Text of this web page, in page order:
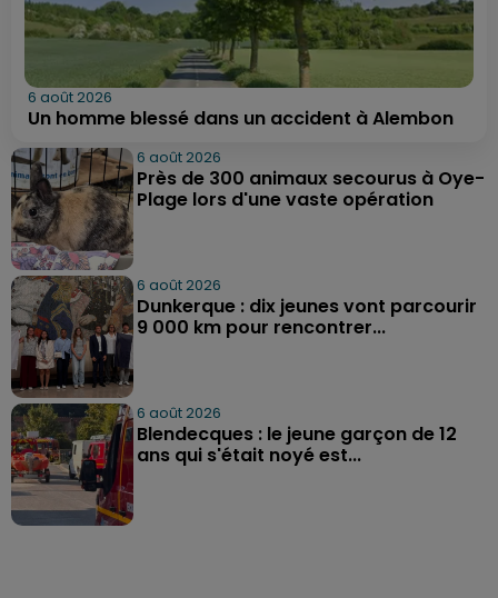
6 août 2026
Un homme blessé dans un accident à Alembon
6 août 2026
Près de 300 animaux secourus à Oye-
Plage lors d'une vaste opération
6 août 2026
Dunkerque : dix jeunes vont parcourir
9 000 km pour rencontrer...
6 août 2026
Blendecques : le jeune garçon de 12
ans qui s'était noyé est...